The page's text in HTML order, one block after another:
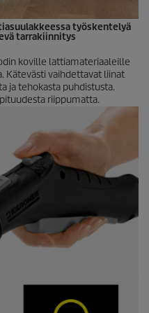
työskentelyä
tarrakiinnitys
koville lattiamateriaaleille
Kätevästi vaihdettavat liinat
ja tehokasta puhdistusta.
riippumatta.